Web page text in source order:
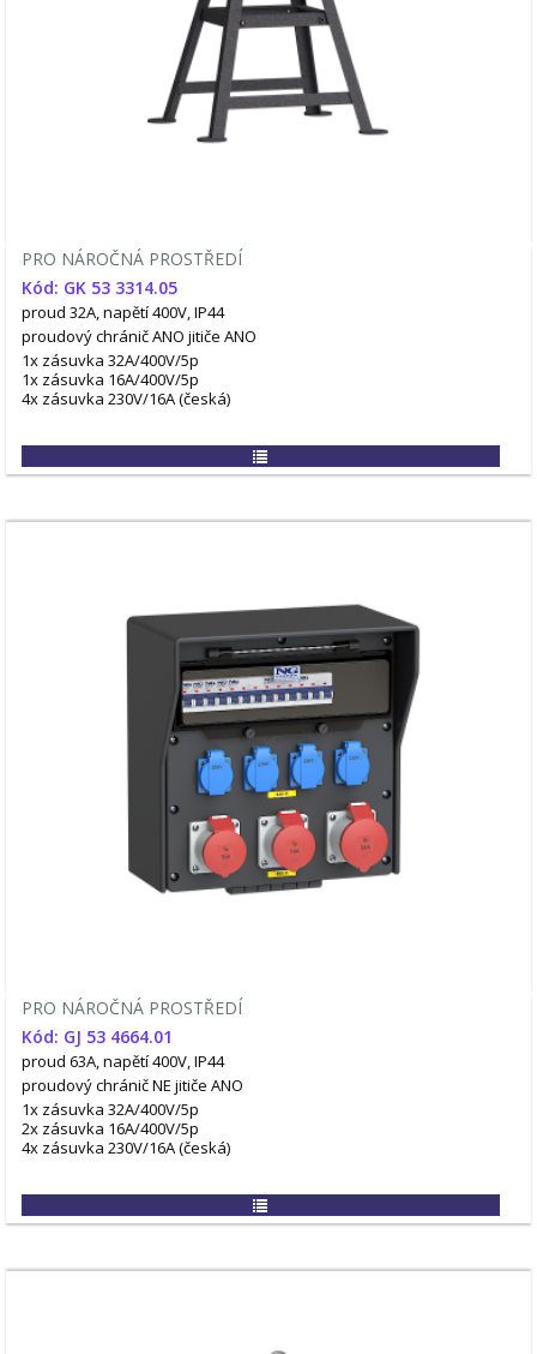
PRO NÁROČNÁ PROSTŘEDÍ
Kód: GK 53 3314.05
proud 32A, napětí 400V, IP44
proudový chránič ANO jitiče ANO
1x zásuvka 32A/400V/5p
1x zásuvka 16A/400V/5p
4x zásuvka 230V/16A (česká)
PRO NÁROČNÁ PROSTŘEDÍ
Kód: GJ 53 4664.01
proud 63A, napětí 400V, IP44
proudový chránič NE jitiče ANO
1x zásuvka 32A/400V/5p
2x zásuvka 16A/400V/5p
4x zásuvka 230V/16A (česká)